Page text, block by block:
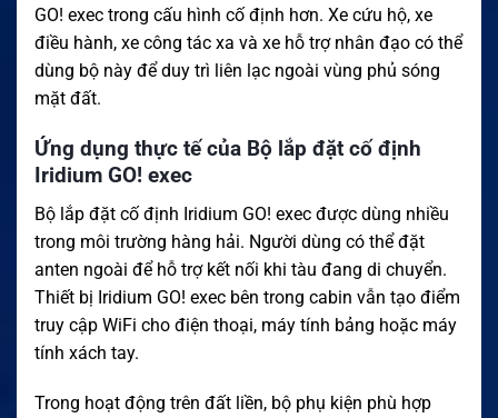
GO! exec trong cấu hình cố định hơn. Xe cứu hộ, xe
điều hành, xe công tác xa và xe hỗ trợ nhân đạo có thể
dùng bộ này để duy trì liên lạc ngoài vùng phủ sóng
mặt đất.
Ứng dụng thực tế của Bộ lắp đặt cố định
Iridium GO! exec
Bộ lắp đặt cố định Iridium GO! exec được dùng nhiều
trong môi trường hàng hải. Người dùng có thể đặt
anten ngoài để hỗ trợ kết nối khi tàu đang di chuyển.
Thiết bị Iridium GO! exec bên trong cabin vẫn tạo điểm
truy cập WiFi cho điện thoại, máy tính bảng hoặc máy
tính xách tay.
Trong hoạt động trên đất liền, bộ phụ kiện phù hợp